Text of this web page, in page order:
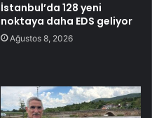
İstanbul’da 128 yeni
noktaya daha EDS geliyor
Ağustos 8, 2026